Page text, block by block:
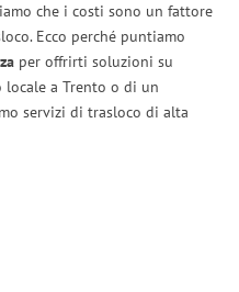
che i costi sono un fattore
Ecco perché puntiamo
per offrirti soluzioni su
a Trento o di un
servizi di trasloco di alta